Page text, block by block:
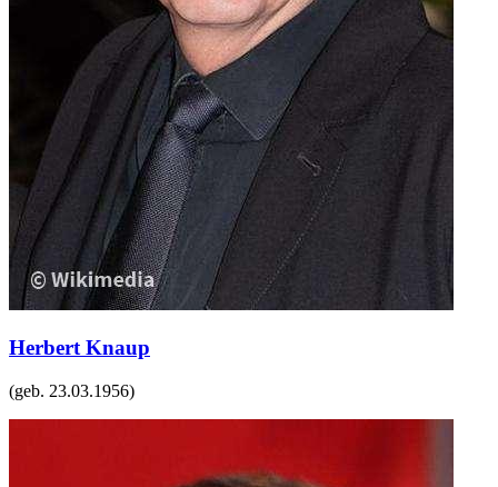
Herbert Knaup
(geb. 23.03.1956)